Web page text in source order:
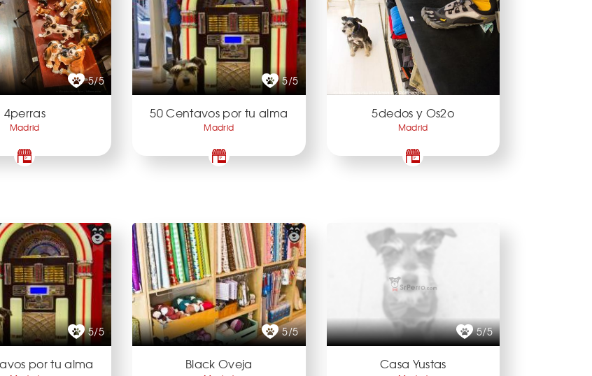
5/5
4perras
Madrid
5/5
50 Centavos por tu alma
Madrid
5dedos y Os2o
Madrid
5/5
por tu alma
5/5
Black Oveja
5/5
Casa Yustas